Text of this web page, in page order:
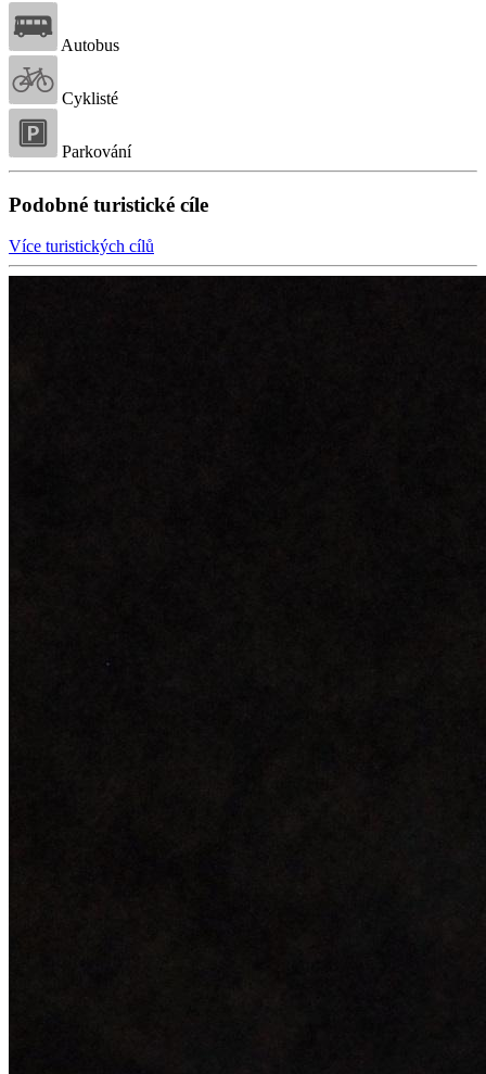
Autobus
Cyklisté
Parkování
Podobné turistické cíle
Více turistických cílů